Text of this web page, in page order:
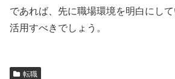
であれば、先に職場環境を明白にし
活用すべきでしょう。
転職